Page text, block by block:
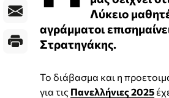
Λύκειο
αγράμματοι
Στρατηγάκης.
Το διάβασμα και η
για τις Πανελλήνιες 2025